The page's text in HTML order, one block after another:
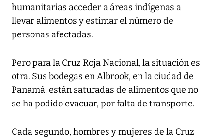
humanitarias acceder a áreas indígenas a
llevar alimentos y estimar el número de
personas afectadas.
Pero para la Cruz Roja Nacional, la situación es
otra. Sus bodegas en Albrook, en la ciudad de
Panamá, están saturadas de alimentos que no
se ha podido evacuar, por falta de transporte.
Cada segundo, hombres y mujeres de la Cruz